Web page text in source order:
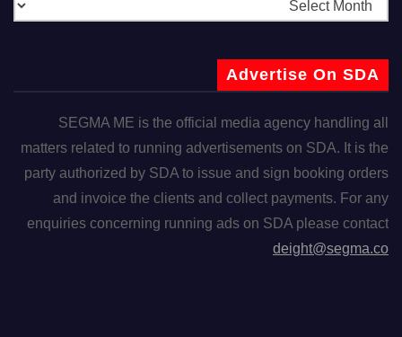
Advertise On SDA
SEGMA ME is the official media agency handling all
matters related to running advertisements on SDA. It is the
party authorized by SDA to issue and sign booking orders
and invoice the clients and collect payments. For any
enquiries concerning running ads on SDA please contact
deight@segma.co